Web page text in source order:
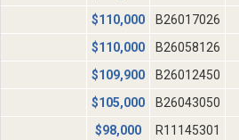
$110,000 B26017026
$110,000 B26058126
$109,900 B26012450
$105,000 B26043050
$98,000 R11145301